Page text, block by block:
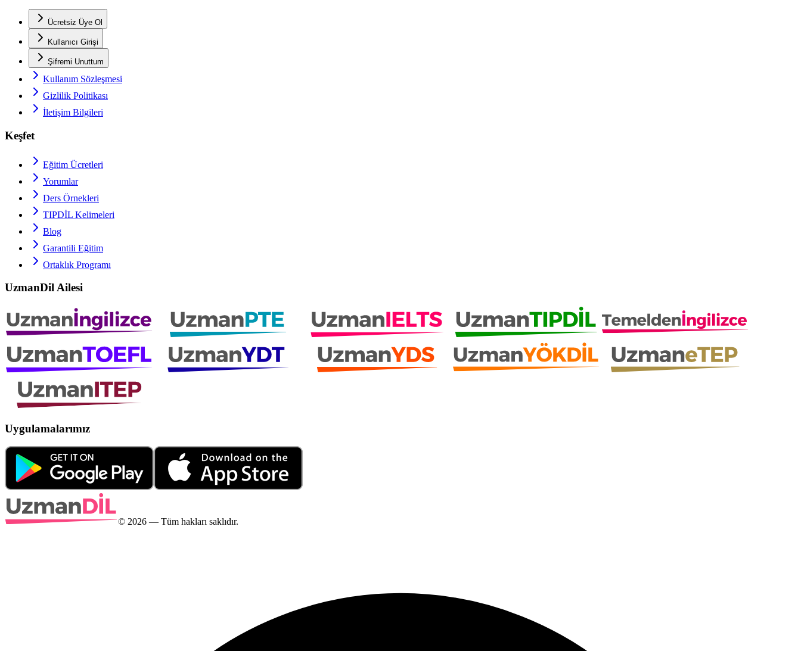
Ücretsiz Üye Ol
Kullanıcı Girişi
Şifremi Unuttum
Kullanım Sözleşmesi
Gizlilik Politikası
İletişim Bilgileri
Keşfet
Eğitim Ücretleri
Yorumlar
Ders Örnekleri
TIPDİL Kelimeleri
Blog
Garantili Eğitim
Ortaklık Programı
UzmanDil Ailesi
Uygulamalarımız
© 2026 — Tüm hakları saklıdır.